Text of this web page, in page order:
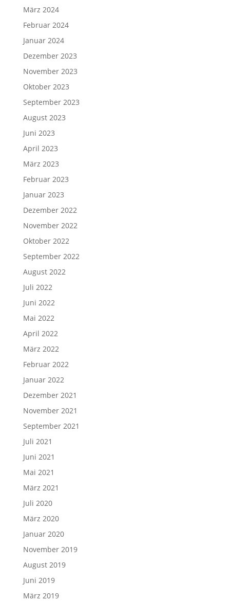
März 2024
Februar 2024
Januar 2024
Dezember 2023
November 2023
Oktober 2023
September 2023
August 2023
Juni 2023
April 2023
März 2023
Februar 2023
Januar 2023
Dezember 2022
November 2022
Oktober 2022
September 2022
August 2022
Juli 2022
Juni 2022
Mai 2022
April 2022
März 2022
Februar 2022
Januar 2022
Dezember 2021
November 2021
September 2021
Juli 2021
Juni 2021
Mai 2021
März 2021
Juli 2020
März 2020
Januar 2020
November 2019
August 2019
Juni 2019
März 2019